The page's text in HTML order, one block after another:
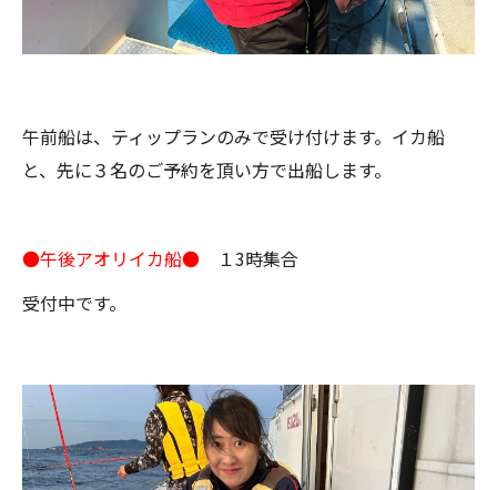
午前船は、ティップランのみで受け付けます。イカ船
と、先に３名のご予約を頂い方で出船します。
●午後アオリイカ船● １3時集合
受付中です。